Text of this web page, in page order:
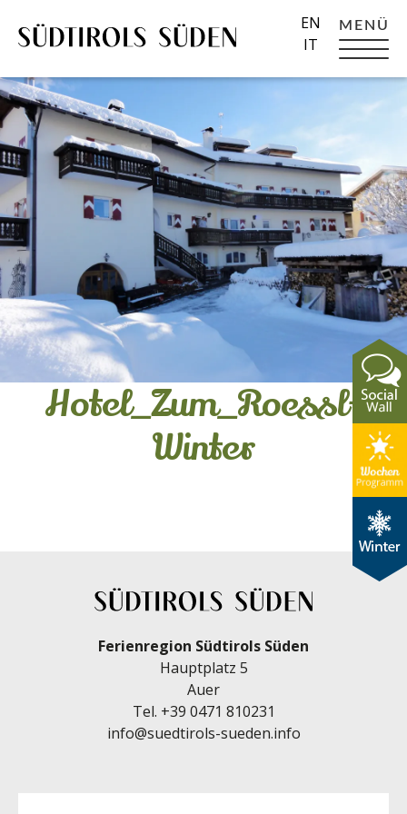
MENÜ
EN
IT
Hotel_Zum_Roessl-
Winter
Ferienregion Südtirols Süden
Hauptplatz 5
Auer
Tel. +39 0471 810231
info@suedtirols-sueden.info